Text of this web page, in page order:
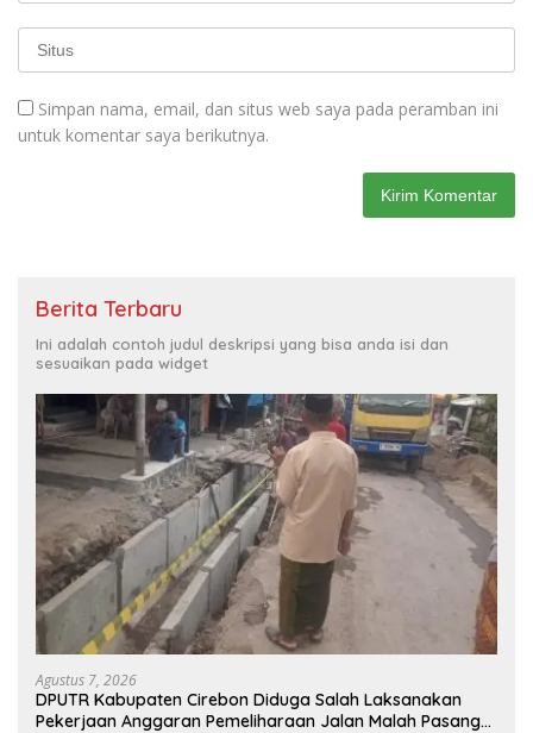
Simpan nama, email, dan situs web saya pada peramban ini
untuk komentar saya berikutnya.
Berita Terbaru
Ini adalah contoh judul deskripsi yang bisa anda isi dan
sesuaikan pada widget
Agustus 7, 2026
DPUTR Kabupaten Cirebon Diduga Salah Laksanakan
Pekerjaan Anggaran Pemeliharaan Jalan Malah Pasang